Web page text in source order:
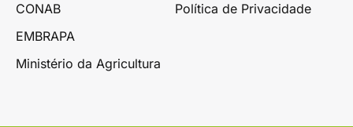
CONAB
EMBRAPA
Ministério da Agricultura
Política de Privacidade